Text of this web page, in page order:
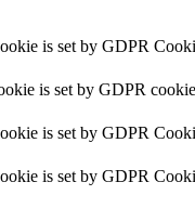
is set by GDPR
is set by GDPR
is set by GDPR
is set by GDPR